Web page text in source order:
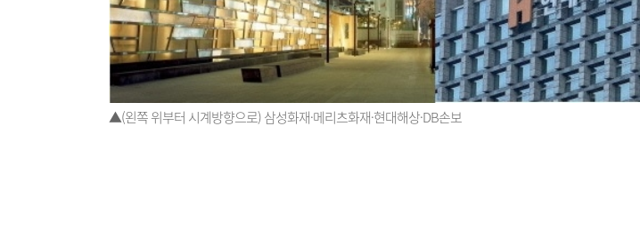
▲(왼쪽 위부터 시계방향으로) 삼성화재·메리츠화재·현대해상·DB손보